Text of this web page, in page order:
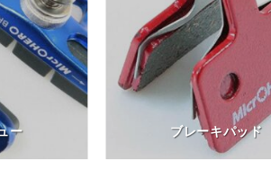
ー ブレーキパッド